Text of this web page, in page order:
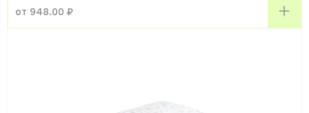
от 948.00 ₽